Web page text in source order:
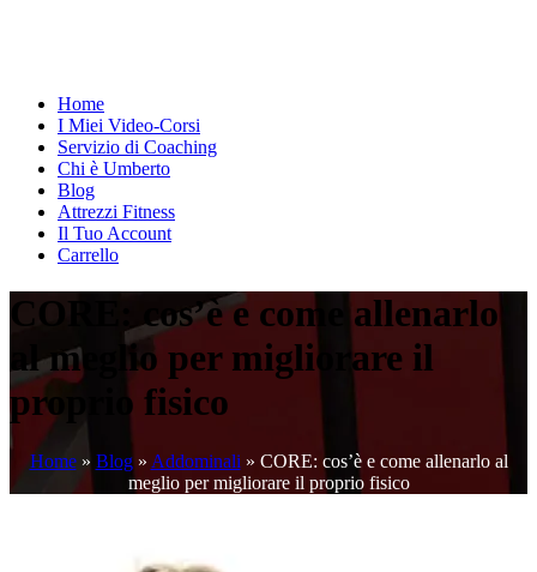
Home
I Miei Video-Corsi
Servizio di Coaching
Chi è Umberto
Blog
Attrezzi Fitness
Il Tuo Account
Carrello
CORE: cos’è e come allenarlo
al meglio per migliorare il
proprio fisico
Home» Blog» Addominali » CORE: cos’è e come allenarlo al
meglio per migliorare il proprio fisico